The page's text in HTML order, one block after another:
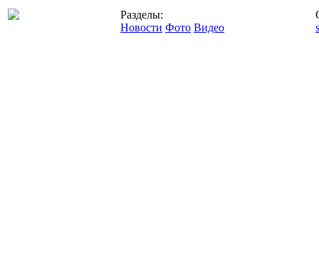
Разделы:
Новости Фото Видео